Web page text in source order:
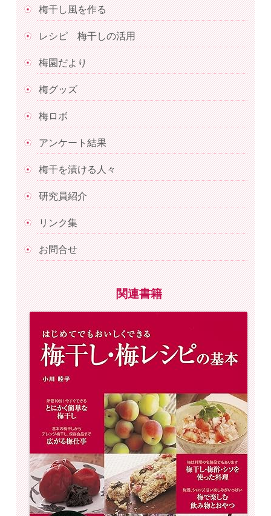
梅干し風を作る
レシピ 梅干しの活用
梅園だより
梅グッズ
梅ロボ
アンケート結果
梅干を漬ける人々
研究員紹介
リンク集
お問合せ
関連書籍